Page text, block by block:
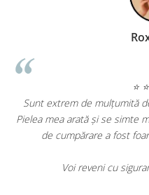
⭐
Sunt extrem de mulțumită
Pielea mea arată și se simte
de cumpărare a fost
Voi reveni cu